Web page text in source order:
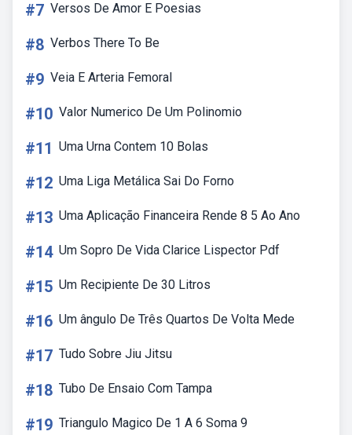
#7 Versos De Amor E Poesias
#8 Verbos There To Be
#9 Veia E Arteria Femoral
#10 Valor Numerico De Um Polinomio
#11 Uma Urna Contem 10 Bolas
#12 Uma Liga Metálica Sai Do Forno
#13 Uma Aplicação Financeira Rende 8 5 Ao Ano
#14 Um Sopro De Vida Clarice Lispector Pdf
#15 Um Recipiente De 30 Litros
#16 Um ângulo De Três Quartos De Volta Mede
#17 Tudo Sobre Jiu Jitsu
#18 Tubo De Ensaio Com Tampa
#19 Triangulo Magico De 1 A 6 Soma 9